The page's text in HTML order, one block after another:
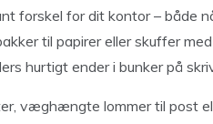
forskel for dit kontor – både
til papirer eller skuffer
hurtigt ender i bunker på
væghængte lommer til post